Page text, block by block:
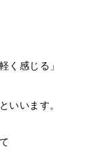
く感じる」
いいます。